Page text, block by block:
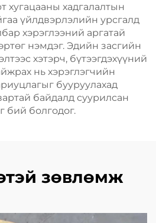
хугацааны хадгалалтын
үйлдвэрлэлийн урсгалд
хэрэглээний аргатай
нэмдэг. Эдийн засгийн
хэтэрч, бүтээгдэхүүний
нь хэрэглэгчийн
бууруулахад
байдалд суурилсан
бий болгодог.
зөвлөмж